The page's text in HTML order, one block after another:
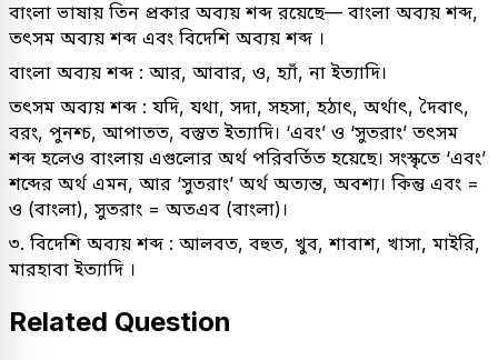
বাংলা ভাষায় তিন প্রকার অব্যয় শব্দ রয়েছে— বাংলা অব্যয় শব্দ,
তৎসম অব্যয় শব্দ এবং বিদেশি অব্যয় শব্দ ।
বাংলা অব্যয় শব্দ : আর, আবার, ও, হ্যাঁ, না ইত্যাদি।
তৎসম অব্যয় শব্দ : যদি, যথা, সদা, সহসা, হঠাৎ, অর্থাৎ, দৈবাৎ,
বরং, পুনশ্চ, আপাতত, বস্তুত ইত্যাদি। ‘এবং’ ও ‘সুতরাং’ তৎসম
শব্দ হলেও বাংলায় এগুলোর অর্থ পরিবর্তিত হয়েছে। সংস্কৃতে ‘এবং’
শব্দের অর্থ এমন, আর ‘সুতরাং’ অর্থ অত্যন্ত, অবশ্য। কিন্তু এবং =
ও (বাংলা), সুতরাং = অতএব (বাংলা)।
৩. বিদেশি অব্যয় শব্দ : আলবত, বহুত, খুব, শাবাশ, খাসা, মাইরি,
মারহাবা ইত্যাদি ।
Related Question